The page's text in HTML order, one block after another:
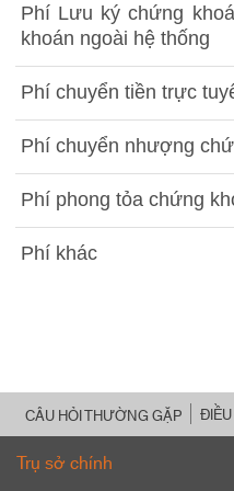
Phí Lưu ký chứng
khoán ngoài hệ thống
Phí chuyển tiền trực
Phí chuyển nhượng
Phí phong tỏa chứng
Phí khác
CÂU HỎI THƯỜNG GẶP
Trụ sở chính